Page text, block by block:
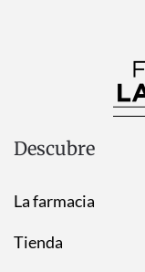
Descubre
La farmacia
Tienda